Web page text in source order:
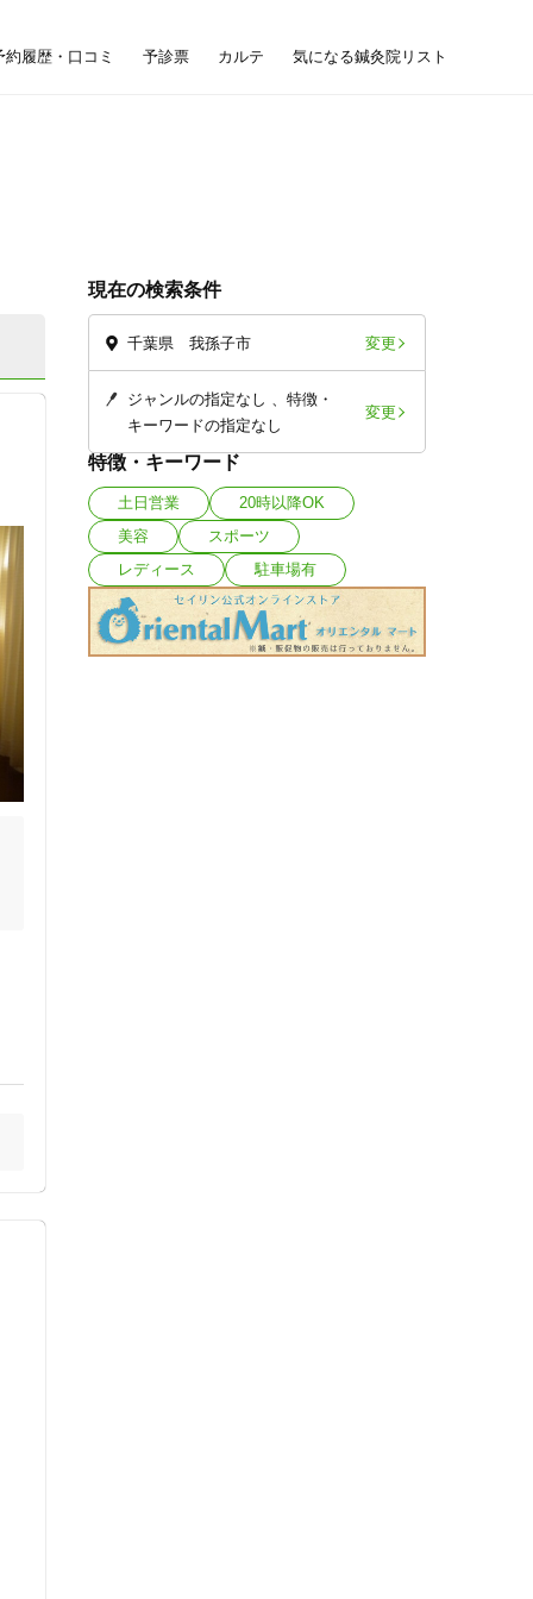
約履歴・口コミ 予診票 カルテ 気になる鍼灸院リスト
現在の検索条件
千葉県 我孫子市 変更
ジャンルの指定なし
特徴・
キーワードの指定なし
変更
特徴・キーワード
土日営業
20時以降OK
美容
スポーツ
レディース
駐車場有